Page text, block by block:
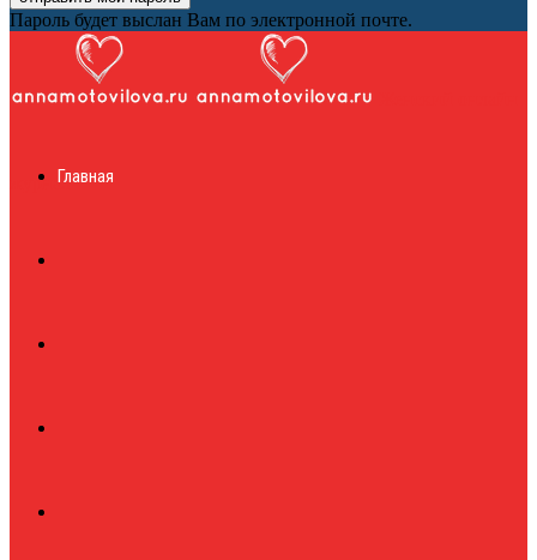
Пароль будет выслан Вам по электронной почте.
журналГлавная